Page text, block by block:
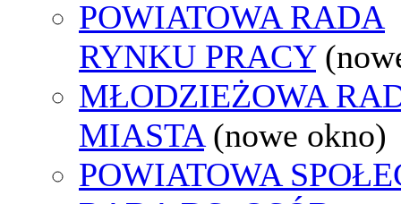
POWIATOWA RADA
RYNKU PRACY
MŁODZIEŻOWA
MIASTA (nowe okno)
POWIATOWA